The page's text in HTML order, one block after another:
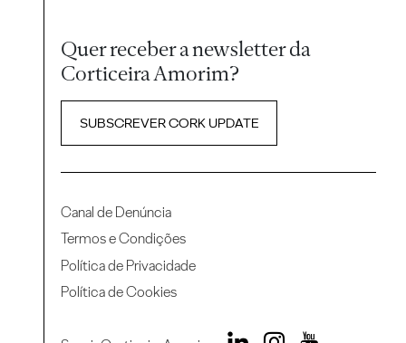
Quer receber a newsletter da
Corticeira Amorim?
SUBSCREVER CORK UPDATE
Canal de Denúncia
Termos e Condições
Política de Privacidade
Política de Cookies